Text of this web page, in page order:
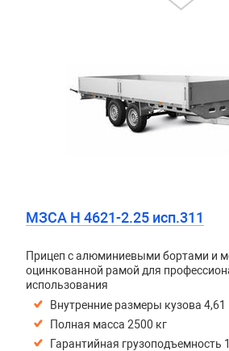
МЗСА H 4621-2.25 исп.311
Прицеп с алюминиевыми бортами и
оцинкованной рамой для
использования
Внутренние размеры кузова 4,61
Полная масса 2500 кг
Гарантийная грузоподъемность